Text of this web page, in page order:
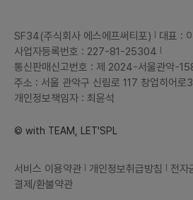
SF34(주식회사 에스에프써티포)
대표 :
사업자등록번호 : 227-81-25304
통신판매신고번호 : 제 2024-서울관악-
주소 : 서울 관악구 신림로 117 창업히어
개인정보책임자 : 최윤석
© with TEAM, LET'SPL
서비스 이용약관 개인정보취급방침
전자
결제/환불약관